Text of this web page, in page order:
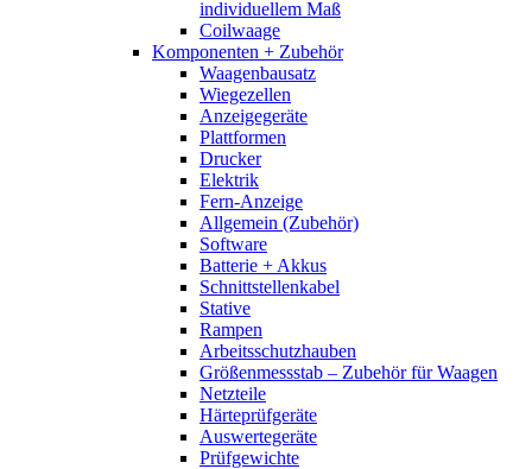
individuellem Maß
Coilwaage
Komponenten + Zubehör
Waagenbausatz
Wiegezellen
Anzeigegeräte
Plattformen
Drucker
Elektrik
Fern-Anzeige
Allgemein (Zubehör)
Software
Batterie + Akkus
Schnittstellenkabel
Stative
Rampen
Arbeitsschutzhauben
Größenmessstab – Zubehör für Waagen
Netzteile
Härteprüfgeräte
Auswertegeräte
Prüfgewichte